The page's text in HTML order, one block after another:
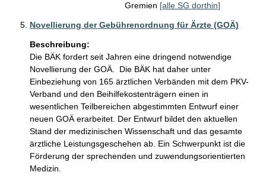
Gremien [alle SG dorthin]
Novellierung der Gebührenordnung für Ärzte (GOÄ)
Beschreibung:
Die BÄK fordert seit Jahren eine dringend notwendige
Novellierung der GOÄ.  Die BÄK hat daher unter
Einbeziehung von 165 ärztlichen Verbänden mit dem PKV-
Verband und den Beihilfekostenträgern einen in
wesentlichen Teilbereichen abgestimmten Entwurf einer
neuen GOÄ erarbeitet. Der Entwurf bildet den aktuellen
Stand der medizinischen Wissenschaft und das gesamte
ärztliche Leistungsgeschehen ab. Ein Schwerpunkt ist die
Förderung der sprechenden und zuwendungsorientierten
Medizin.